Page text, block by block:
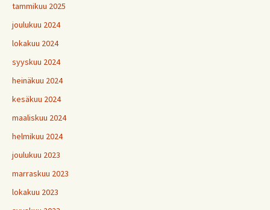
tammikuu 2025
joulukuu 2024
lokakuu 2024
syyskuu 2024
heinäkuu 2024
kesäkuu 2024
maaliskuu 2024
helmikuu 2024
joulukuu 2023
marraskuu 2023
lokakuu 2023